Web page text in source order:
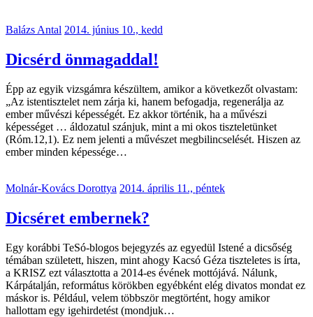
Balázs Antal 2014. június 10., kedd
Dicsérd önmagaddal!
Épp az egyik vizsgámra készültem, amikor a következőt olvastam:
„Az istentisztelet nem zárja ki, hanem befogadja, regenerálja az
ember művészi képességét. Ez akkor történik, ha a művészi
képességet … áldozatul szánjuk, mint a mi okos tiszteletünket
(Róm.12,1). Ez nem jelenti a művészet megbilincselését. Hiszen az
ember minden képessége…
Molnár-Kovács Dorottya 2014. április 11., péntek
Dicséret embernek?
Egy korábbi TeSó-blogos bejegyzés az egyedül Istené a dicsőség
témában született, hiszen, mint ahogy Kacsó Géza tiszteletes is írta,
a KRISZ ezt választotta a 2014-es évének mottójává. Nálunk,
Kárpátalján, református körökben egyébként elég divatos mondat ez
máskor is. Például, velem többször megtörtént, hogy amikor
hallottam egy igehirdetést (mondjuk…